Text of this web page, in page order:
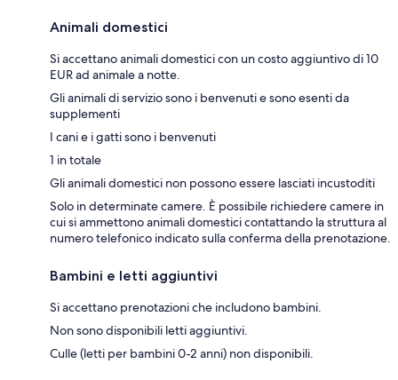
Animali domestici
Si accettano animali domestici con un costo aggiuntivo di 10
EUR ad animale a notte.
Gli animali di servizio sono i benvenuti e sono esenti da
supplementi
I cani e i gatti sono i benvenuti
1 in totale
Gli animali domestici non possono essere lasciati incustoditi
Solo in determinate camere. È possibile richiedere camere in
cui si ammettono animali domestici contattando la struttura al
numero telefonico indicato sulla conferma della prenotazione.
Bambini e letti aggiuntivi
Si accettano prenotazioni che includono bambini.
Non sono disponibili letti aggiuntivi.
Culle (letti per bambini 0-2 anni) non disponibili.